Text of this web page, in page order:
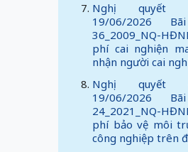
Nghị quyết
19/06/2026
36_2009_NQ-
phí cai nghiện
nhận người cai
Nghị quyết
19/06/2026
24_2021_NQ-
phí bảo vệ môi
công nghiệp trên